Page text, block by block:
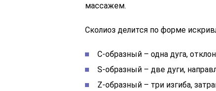
массажем.
Сколиоз делится по форме
C-образный – одна дуга,
S-образный – две дуги,
Z-образный – три изгиба,